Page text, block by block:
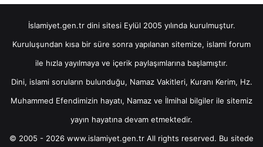
İslamiyet.gen.tr dini sitesi Eylül 2005 yılında kurulmuştur.
Kuruluşundan kısa bir süre sonra yapılanan sitemize, islami forum
ile hızla yayılmaya ve içerik paylaşımlarına başlamıştır.
Dini, islami soruların bulunduğu, Namaz Vakitleri, Kuranı Kerim, Hz.
Muhammed Efendimizin hayatı, Namaz ve İlmihal bilgiler ile sitemiz
yayın hayatına devam etmektedir.
© 2005 - 2026 www.islamiyet.gen.tr All rights reserved. Bu sitede